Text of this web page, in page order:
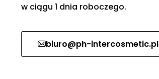
w ciągu 1 dnia roboczego.
biuro@ph-intercosmetic.pl